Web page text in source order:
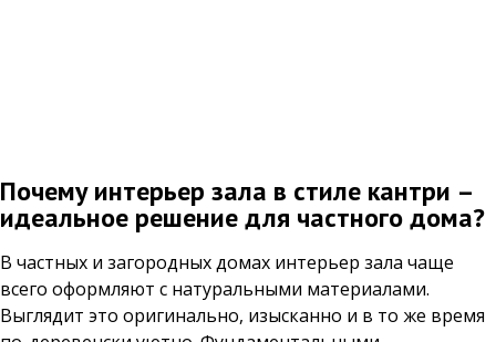
Почему интерьер зала в стиле кантри –
идеальное решение для частного дома?
В частных и загородных домах интерьер зала чаще
всего оформляют с натуральными материалами.
Выглядит это оригинально, изысканно и в то же время